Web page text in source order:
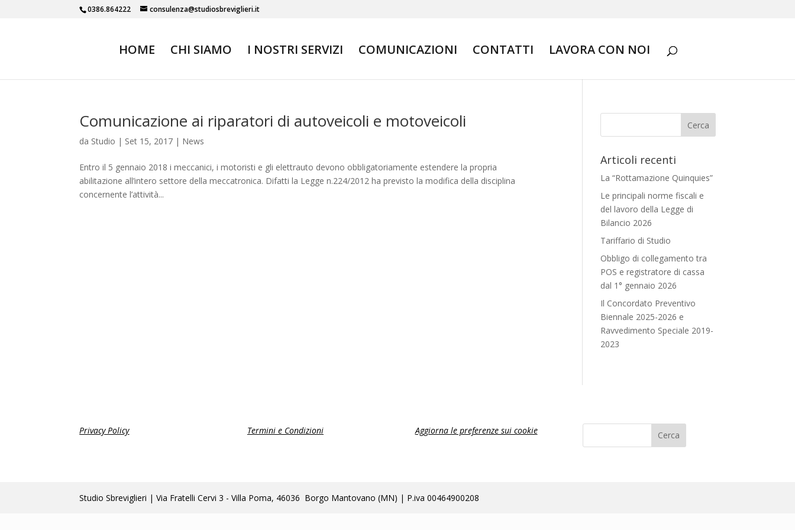
0386.864222 consulenza@studiosbreviglieri.it
HOME CHI SIAMO I NOSTRI SERVIZI COMUNICAZIONI CONTATTI LAVORA CON NOI
Comunicazione ai riparatori di autoveicoli e motoveicoli
da Studio | Set 15, 2017 | News
Entro il 5 gennaio 2018 i meccanici, i motoristi e gli elettrauto devono obbligatoriamente estendere la propria
abilitazione all’intero settore della meccatronica. Difatti la Legge n.224/2012 ha previsto la modifica della disciplina
concernente l’attività...
Articoli recenti
La “Rottamazione Quinquies”
Le principali norme fiscali e
del lavoro della Legge di
Bilancio 2026
Tariffario di Studio
Obbligo di collegamento tra
POS e registratore di cassa
dal 1° gennaio 2026
Il Concordato Preventivo
Biennale 2025-2026 e
Ravvedimento Speciale 2019-
2023
Privacy Policy Termini e Condizioni Aggiorna le preferenze sui cookie
Studio Sbreviglieri | Via Fratelli Cervi 3 - Villa Poma, 46036 Borgo Mantovano (MN) | P.iva 00464900208